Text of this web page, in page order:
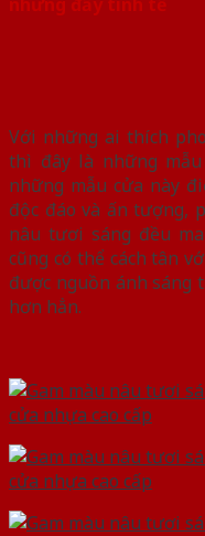
Với những ai thích
thì đây là những
những mẫu cửa này
độc đáo và ấn tượng,
nâu tươi sáng đều
cũng có thể cách tân
được nguồn ánh sáng
hơn hẳn.